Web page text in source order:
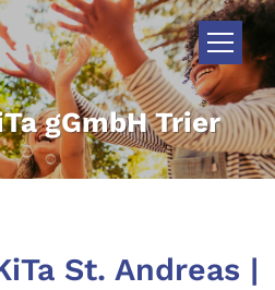
gGmbH Trier
St. Andreas |